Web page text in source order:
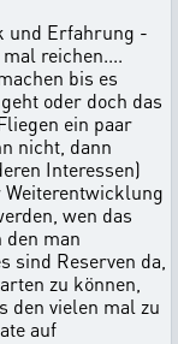
und Erfahrung -
reichen....
bis es
oder doch das
ein paar
nicht, dann
Interessen)
wen das
den man
sind Reserven da,
zu können,
den vielen mal zu
auf